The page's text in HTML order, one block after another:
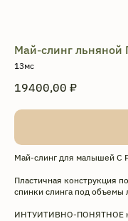
Май-слинг льняной
13мс
19400,00 ₽
Май-слинг для малышей С
Пластичная конструкция
спинки слинга под
ИНТУИТИВНО-ПОНЯТНОЕ